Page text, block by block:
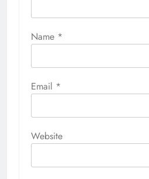
Name *
Email *
Website